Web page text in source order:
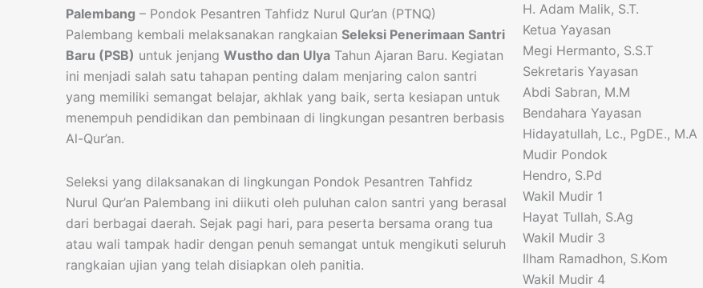
Palembang – Pondok Pesantren Tahfidz Nurul Qur’an (PTNQ)
Palembang kembali melaksanakan rangkaian Seleksi Penerimaan Santri
Baru (PSB) untuk jenjang Wustho dan Ulya Tahun Ajaran Baru. Kegiatan
ini menjadi salah satu tahapan penting dalam menjaring calon santri
yang memiliki semangat belajar, akhlak yang baik, serta kesiapan untuk
menempuh pendidikan dan pembinaan di lingkungan pesantren berbasis
Al-Qur’an.
Seleksi yang dilaksanakan di lingkungan Pondok Pesantren Tahfidz
Nurul Qur’an Palembang ini diikuti oleh puluhan calon santri yang berasal
dari berbagai daerah. Sejak pagi hari, para peserta bersama orang tua
atau wali tampak hadir dengan penuh semangat untuk mengikuti seluruh
rangkaian ujian yang telah disiapkan oleh panitia.
H. Adam Malik, S.T.
Ketua Yayasan
Megi Hermanto, S.S.T
Sekretaris Yayasan
Abdi Sabran, M.M
Bendahara Yayasan
Hidayatullah, Lc., PgDE., M.A
Mudir Pondok
Hendro, S.Pd
Wakil Mudir 1
Hayat Tullah, S.Ag
Wakil Mudir 3
Ilham Ramadhon, S.Kom
Wakil Mudir 4